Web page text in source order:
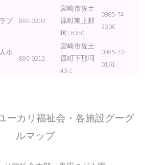
ブ 880-0303
宮崎市佐土
原町東上那
珂16350
0985-74-
3300
ホ
880-0212
宮崎市佐土
原町下那珂
43-1
0985-73-
0161
ーカリ福祉会・各施設グーグ
ルマップ